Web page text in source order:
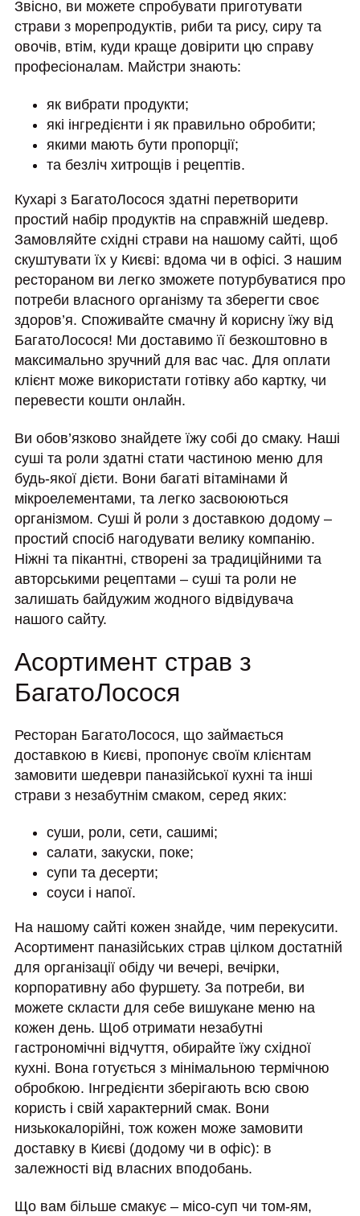
Звісно, ви можете спробувати приготувати
страви з морепродуктів, риби та рису, сиру та
овочів, втім, куди краще довірити цю справу
професіоналам. Майстри знають:
як вибрати продукти;
які інгредієнти і як правильно обробити;
якими мають бути пропорції;
та безліч хитрощів і рецептів.
Кухарі з БагатоЛосося здатні перетворити
простий набір продуктів на справжній шедевр.
Замовляйте східні страви на нашому сайті, щоб
скуштувати їх у Києві: вдома чи в офісі. З нашим
рестораном ви легко зможете потурбуватися про
потреби власного організму та зберегти своє
здоров’я. Споживайте смачну й корисну їжу від
БагатоЛосося! Ми доставимо її безкоштовно в
максимально зручний для вас час. Для оплати
клієнт може використати готівку або картку, чи
перевести кошти онлайн.
Ви обов’язково знайдете їжу собі до смаку. Наші
суші та роли здатні стати частиною меню для
будь-якої дієти. Вони багаті вітамінами й
мікроелементами, та легко засвоюються
організмом. Суші й роли з доставкою додому –
простий спосіб нагодувати велику компанію.
Ніжні та пікантні, створені за традиційними та
авторськими рецептами – суші та роли не
залишать байдужим жодного відвідувача
нашого сайту.
Асортимент страв з
БагатоЛосося
Ресторан БагатоЛосося, що займається
доставкою в Києві, пропонує своїм клієнтам
замовити шедеври паназійської кухні та інші
страви з незабутнім смаком, серед яких:
суши, роли, сети, сашимі;
салати, закуски, поке;
супи та десерти;
соуси і напої.
На нашому сайті кожен знайде, чим перекусити.
Асортимент паназійських страв цілком достатній
для організації обіду чи вечері, вечірки,
корпоративну або фуршету. За потреби, ви
можете скласти для себе вишукане меню на
кожен день. Щоб отримати незабутні
гастрономічні відчуття, обирайте їжу східної
кухні. Вона готується з мінімальною термічною
обробкою. Інгредієнти зберігають всю свою
користь і свій характерний смак. Вони
низькокалорійні, тож кожен може замовити
доставку в Києві (додому чи в офіс): в
залежності від власних вподобань.
Що вам більше смакує – місо-суп чи том-ям,